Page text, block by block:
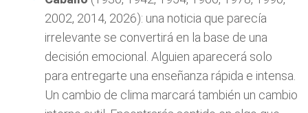
2002, 2014, 2026): una noticia que parecía
irrelevante se convertirá en la base de una
decisión emocional. Alguien aparecerá solo
para entregarte una enseñanza rápida e intensa.
Un cambio de clima marcará también un cambio